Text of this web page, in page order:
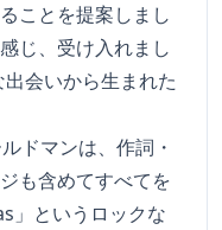
ことを提案しまし
じ、受け入れまし
会いから生まれた
ドマンは、作詞・
も含めてすべてを
」というロックな